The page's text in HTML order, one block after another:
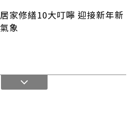
居家修繕10大叮嚀 迎接新年新
氣象